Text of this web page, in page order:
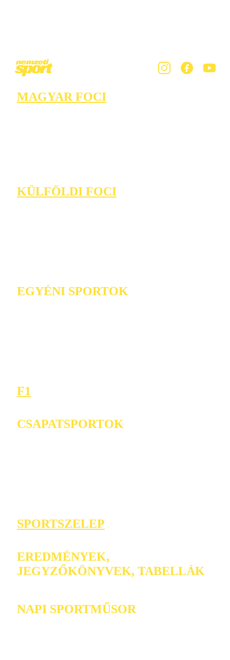
MAGYAR FOCI
KÜLFÖLDI FOCI
EGYÉNI SPORTOK
F1
CSAPATSPORTOK
SPORTSZELEP
EREDMÉNYEK,
JEGYZŐKÖNYVEK, TABELLÁK
NAPI SPORTMŰSOR